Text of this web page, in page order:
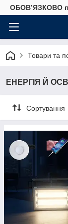
ОБОВ’ЯЗКОВО
Товари та
ЕНЕРГІЯ Й
Сортування